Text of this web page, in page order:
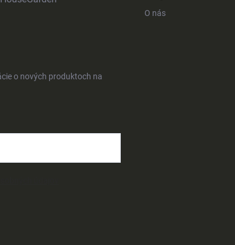
O nás
o nových produktoch na